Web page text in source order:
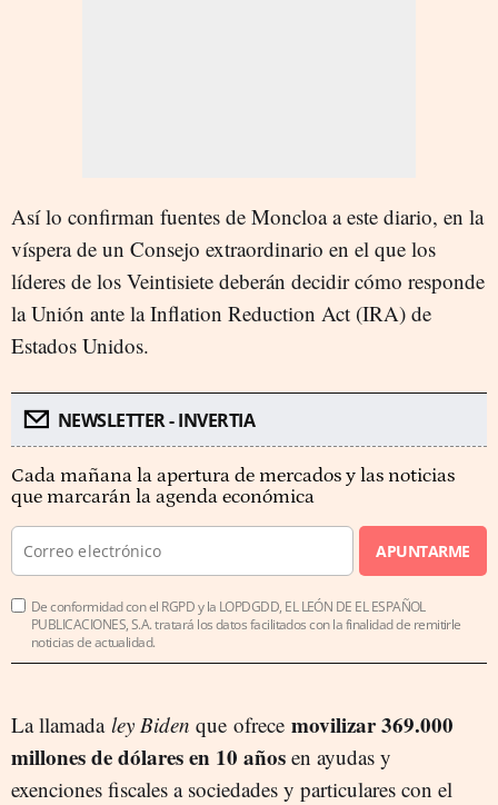
Así lo confirman fuentes de Moncloa a este diario, en la
víspera de un Consejo extraordinario en el que los
líderes de los Veintisiete deberán decidir cómo responde
la Unión ante la Inflation Reduction Act (IRA) de
Estados Unidos.
NEWSLETTER - INVERTIA
Cada mañana la apertura de mercados y las noticias
que marcarán la agenda económica
APUNTARME
De conformidad con el RGPD y la LOPDGDD, EL LEÓN DE EL ESPAÑOL
PUBLICACIONES, S.A. tratará los datos facilitados con la finalidad de remitirle
noticias de actualidad.
La llamada ley Biden que ofrece movilizar 369.000
millones de dólares en 10 años en ayudas y
exenciones fiscales a sociedades y particulares con el